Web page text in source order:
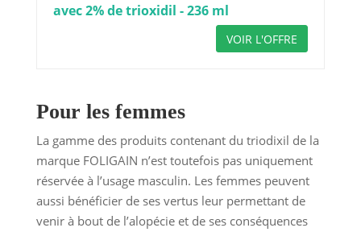
avec 2% de trioxidil - 236 ml
VOIR L'OFFRE
Pour les femmes
La gamme des produits contenant du triodixil de la
marque FOLIGAIN n’est toutefois pas uniquement
réservée à l’usage masculin. Les femmes peuvent
aussi bénéficier de ses vertus leur permettant de
venir à bout de l’alopécie et de ses conséquences